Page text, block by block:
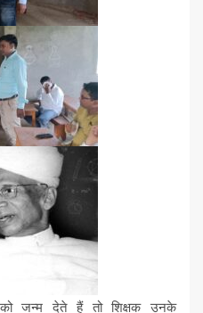
को जन्म देते हैं तो शिक्षक उनके